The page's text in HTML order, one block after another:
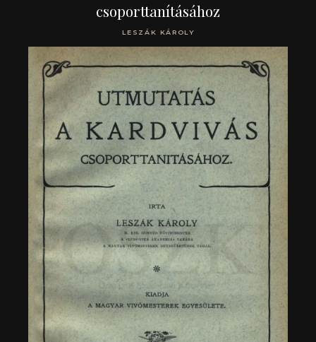
csoporttanításához
LESZÁK KÁROLY